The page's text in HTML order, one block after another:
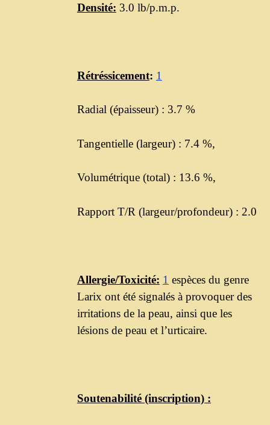
Densité: 3.0 lb/p.m.p.
Rétréssicement: 1
Radial (épaisseur) : 3.7 %
Tangentielle (largeur) : 7.4 %,
Volumétrique (total) : 13.6 %,
Rapport T/R (largeur/profondeur) : 2.0
Allergie/Toxicité: 1 espèces du genre
Larix ont été signalés à provoquer des
irritations de la peau, ainsi que les
lésions de peau et l’urticaire.
Soutenabilité (inscription) :